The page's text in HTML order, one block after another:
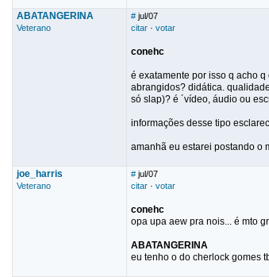
ABATANGERINA
Veterano
# jul/07
citar · votar
conehc
é exatamente por isso q acho
abrangidos? didática.
só slap)? é ´vídeo, áudio ou
informações desse tipo
amanhã eu estarei postando o
joe_harris
Veterano
# jul/07
citar · votar
conehc
opa upa aew pra nois... é mto
ABATANGERINA
eu tenho o do cherlock gomes